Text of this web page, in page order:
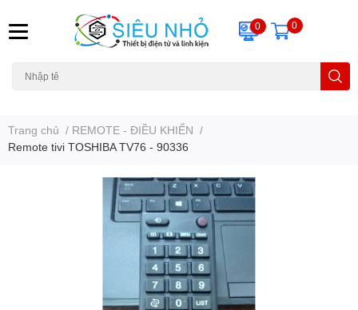
0 0
Trang chủ / REMOTE - ĐIỀU KHIỂN /
Remote tivi TOSHIBA TV76 - 90336